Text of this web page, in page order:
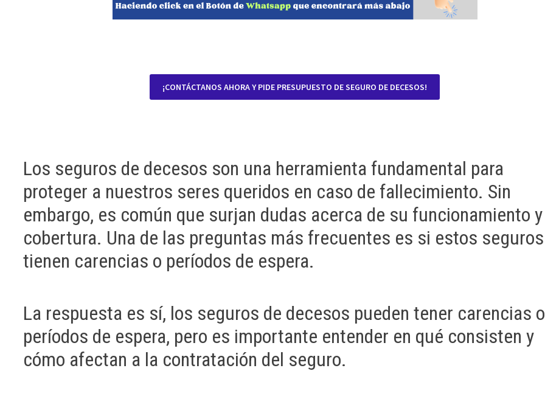
¡CONTÁCTANOS AHORA Y PIDE PRESUPUESTO DE SEGURO DE DECESOS!
Los seguros de decesos son una herramienta fundamental para
proteger a nuestros seres queridos en caso de fallecimiento. Sin
embargo, es común que surjan dudas acerca de su funcionamiento y
cobertura. Una de las preguntas más frecuentes es si estos seguros
tienen carencias o períodos de espera.
La respuesta es sí, los seguros de decesos pueden tener carencias o
períodos de espera, pero es importante entender en qué consisten y
cómo afectan a la contratación del seguro.